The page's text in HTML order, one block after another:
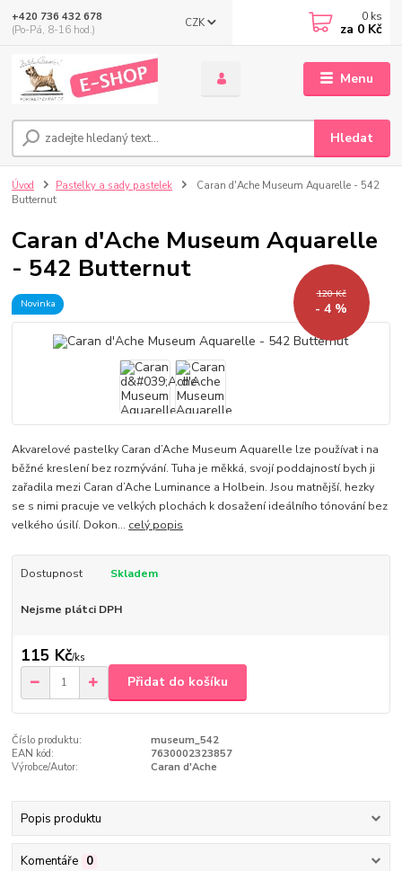
Menu
CZK
Hledat
+420 736 432 678
(Po-Pá, 8-16 hod.)
0 ks
za 0 Kč
Úvod Pastelky a sady pastelek
Caran d'Ache Museum Aquarelle - 542
Butternut
Caran d'Ache Museum Aquarelle
- 542 Butternut
Novinka
120 Kč
- 4 %
Akvarelové pastelky Caran d’Ache Museum Aquarelle lze používat i na
běžné kreslení bez rozmývání. Tuha je měkká, svojí poddajností bych ji
zařadila mezi Caran d’Ache Luminance a Holbein. Jsou matnější, hezky
se s nimi pracuje ve velkých plochách k dosažení ideálního tónování bez
velkého úsilí. Dokon... celý popis
Dostupnost Skladem
Nejsme plátci DPH
115 Kč/ks
Přidat do košíku
Číslo produktu:
museum_542
EAN kód:
7630002323857
Výrobce/Autor:
Caran d'Ache
Popis produktu
Komentáře 0